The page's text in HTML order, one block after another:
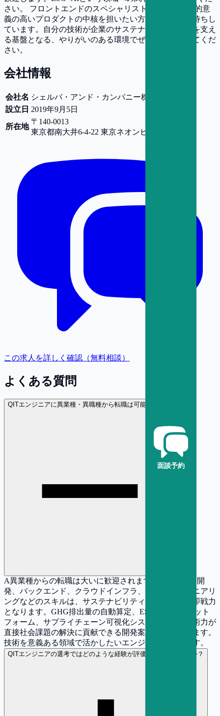
面談予約
さい。 フロントエンドのスペシャリストとして、社会的意
義の高いプロダクトの中核を担いたい方のご応募をお待ちし
ています。自分の技術が企業のサステナビリティ経営を支え
る基盤となる、やりがいのある環境でぜひ力を発揮してくだ
さい。
会社情報
会社名 シェルパ・アンド・カンパニー株式会社
設立日 2019年9月5日
所在地
〒140-0013
東京都南大井6-4-22 東京ネオンビル2階
この求人を詳しく確認（無料相談）
よくある質問
Q ITエンジニアに異業種・異職種から転職は可能ですか？
A異業種からの転職は大いに歓迎されます。Webアプリ開
発、バックエンド、クラウドインフラ、データエンジニアリ
ングなどのスキルは、サステナビリティテック領域で即戦力
となります。GHG排出量の自動算定、ESGデータプラット
フォーム、サプライチェーン可視化システムなど、技術力が
直接社会課題の解決に貢献できる開発案件が増えています。
技術を意義ある領域で活かしたいエンジニアに最適です。
Q ITエンジニアの選考ではどのような経験が評価されやすいですか？